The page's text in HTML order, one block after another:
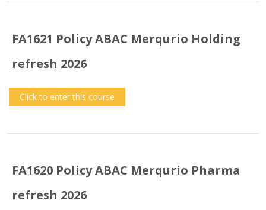
FA1621 Policy ABAC Merqurio Holding
refresh 2026
Click to enter this course
FA1620 Policy ABAC Merqurio Pharma
refresh 2026